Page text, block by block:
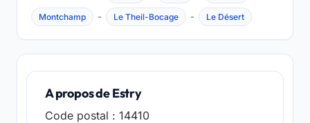
Montchamp - Le Theil-Bocage - Le Désert
A propos de Estry
Code postal : 14410